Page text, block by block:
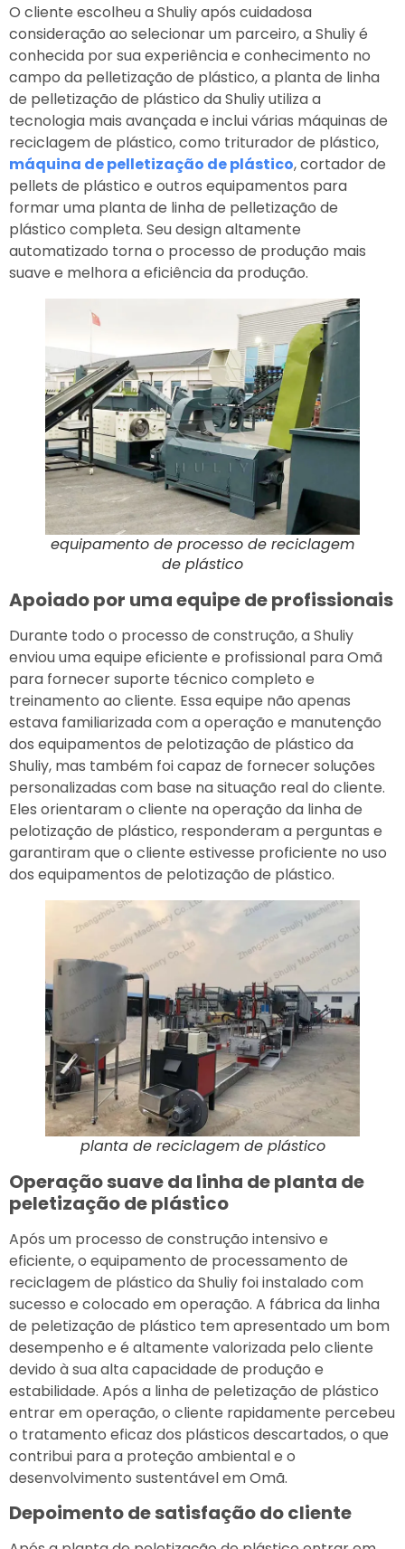
O cliente escolheu a Shuliy após cuidadosa
consideração ao selecionar um parceiro, a Shuliy é
conhecida por sua experiência e conhecimento no
campo da pelletização de plástico, a planta de linha
de pelletização de plástico da Shuliy utiliza a
tecnologia mais avançada e inclui várias máquinas de
reciclagem de plástico, como triturador de plástico,
máquina de pelletização de plástico, cortador de
pellets de plástico e outros equipamentos para
formar uma planta de linha de pelletização de
plástico completa. Seu design altamente
automatizado torna o processo de produção mais
suave e melhora a eficiência da produção.
equipamento de processo de reciclagem
de plástico
Apoiado por uma equipe de profissionais
Durante todo o processo de construção, a Shuliy
enviou uma equipe eficiente e profissional para Omã
para fornecer suporte técnico completo e
treinamento ao cliente. Essa equipe não apenas
estava familiarizada com a operação e manutenção
dos equipamentos de pelotização de plástico da
Shuliy, mas também foi capaz de fornecer soluções
personalizadas com base na situação real do cliente.
Eles orientaram o cliente na operação da linha de
pelotização de plástico, responderam a perguntas e
garantiram que o cliente estivesse proficiente no uso
dos equipamentos de pelotização de plástico.
planta de reciclagem de plástico
Operação suave da linha de planta de
peletização de plástico
Após um processo de construção intensivo e
eficiente, o equipamento de processamento de
reciclagem de plástico da Shuliy foi instalado com
sucesso e colocado em operação. A fábrica da linha
de peletização de plástico tem apresentado um bom
desempenho e é altamente valorizada pelo cliente
devido à sua alta capacidade de produção e
estabilidade. Após a linha de peletização de plástico
entrar em operação, o cliente rapidamente percebeu
o tratamento eficaz dos plásticos descartados, o que
contribui para a proteção ambiental e o
desenvolvimento sustentável em Omã.
Depoimento de satisfação do cliente